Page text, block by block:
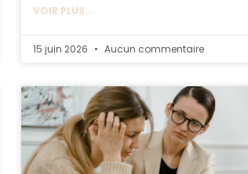
VOIR PLUS...
15 juin 2026 Aucun commentaire